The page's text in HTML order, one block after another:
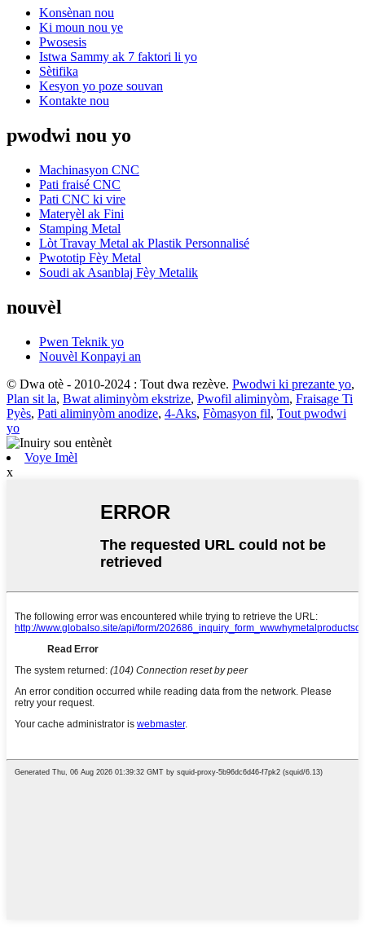
Konsènan nou
Ki moun nou ye
Pwosesis
Istwa Sammy ak 7 faktori li yo
Sètifika
Kesyon yo poze souvan
Kontakte nou
pwodwi nou yo
Machinasyon CNC
Pati fraisé CNC
Pati CNC ki vire
Materyèl ak Fini
Stamping Metal
Lòt Travay Metal ak Plastik Personnalisé
Pwototip Fèy Metal
Soudi ak Asanblaj Fèy Metalik
nouvèl
Pwen Teknik yo
Nouvèl Konpayi an
© Dwa otè - 2010-2024 : Tout dwa rezève. Pwodwi ki prezante yo,
Plan sit la, Bwat aliminyòm ekstrize, Pwofil aliminyòm, Fraisage Ti
Pyès, Pati aliminyòm anodize, 4-Aks, Fòmasyon fil, Tout pwodwi
yo
Voye Imèl
x